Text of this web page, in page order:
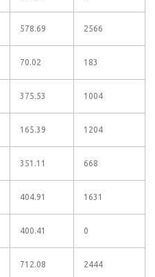
578.69 2566
70.02 183
375.53 1004
165.39 1204
351.11 668
404.91 1631
400.41 0
712.08 2444